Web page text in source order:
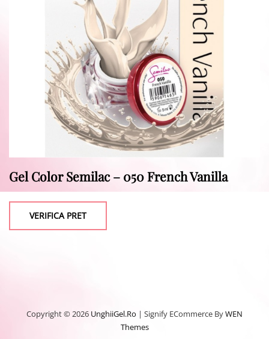
Gel Color Semilac – 050 French Vanilla
VERIFICA PRET
Copyright © 2026 UnghiiGel.ro | Signify ECommerce ByWEN
Themes